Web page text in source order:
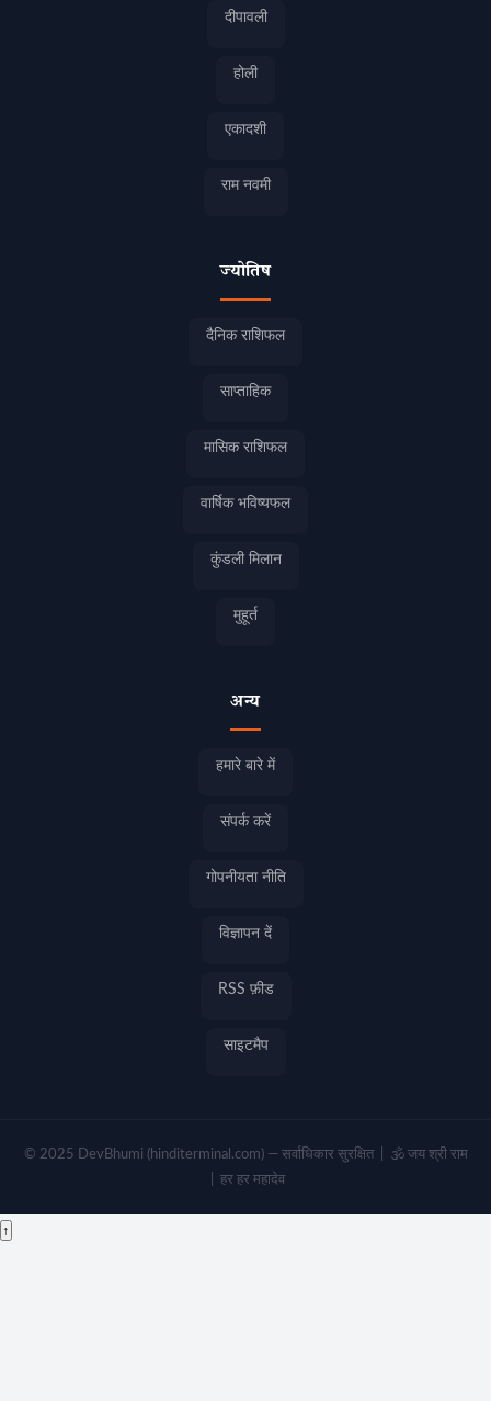
दीपावली
होली
एकादशी
राम नवमी
ज्योतिष
दैनिक राशिफल
साप्ताहिक
मासिक राशिफल
वार्षिक भविष्यफल
कुंडली मिलान
मुहूर्त
अन्य
हमारे बारे में
संपर्क करें
गोपनीयता नीति
विज्ञापन दें
RSS फ़ीड
साइटमैप
© 2025 DevBhumi (hinditerminal.com) — सर्वाधिकार सुरक्षित | 🕉️ जय श्री राम
| हर हर महादेव
↑